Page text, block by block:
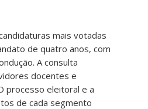
mais votadas
de quatro anos, com
A consulta
docentes e
processo eleitoral e a
de cada segmento